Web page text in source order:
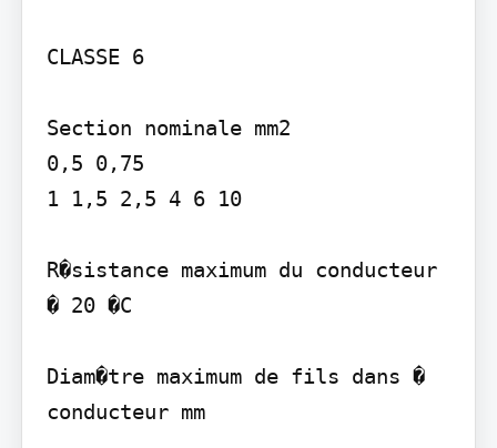
CLASSE 6
Section nominale mm2
0,5 0,75
1 1,5 2,5 4 6 10
R�sistance maximum du conducteur
� 20 �C
Diam�tre maximum de fils dans �
conducteur mm